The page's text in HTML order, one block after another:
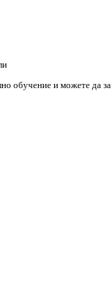
обучение и можете да